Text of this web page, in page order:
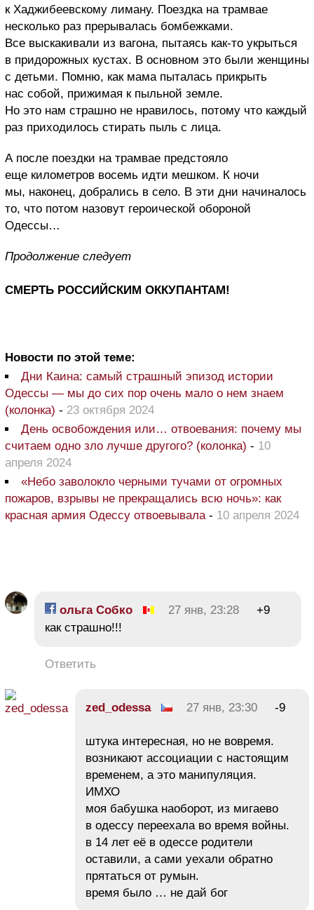
к Хаджибеевскому лиману. Поездка на трамвае
несколько раз прерывалась бомбежками.
Все выскакивали из вагона, пытаясь как-то укрыться
в придорожных кустах. В основном это были женщины
с детьми. Помню, как мама пыталась прикрыть
нас собой, прижимая к пыльной земле.
Но это нам страшно не нравилось, потому что каждый
раз приходилось стирать пыль с лица.
А после поездки на трамвае предстояло
еще километров восемь идти мешком. К ночи
мы, наконец, добрались в село. В эти дни начиналось
то, что потом назовут героической обороной
Одессы…
Продолжение следует
СМЕРТЬ РОССИЙСКИМ ОККУПАНТАМ!
Новости по этой теме:
Дни Каина: самый страшный эпизод истории
Одессы — мы до сих пор очень мало о нем знаем
(колонка) - 23 октября 2024
День освобождения или… отвоевания: почему мы
считаем одно зло лучше другого? (колонка) - 10
апреля 2024
«Небо заволокло черными тучами от огромных
пожаров, взрывы не прекращались всю ночь»: как
красная армия Одессу отвоевывала- 10 апреля 2024
ольга Собко 27 янв, 23:28
+9
как страшно!!!
Ответить
zed_odessa 27 янв, 23:30 -9
штука интересная, но не вовремя.
возникают ассоциации с настоящим
временем, а это манипуляция.
ИМХО
моя бабушка наоборот, из мигаево
в одессу переехала во время войны.
в 14 лет её в одессе родители
оставили, а сами уехали обратно
прятаться от румын.
время было … не дай бог